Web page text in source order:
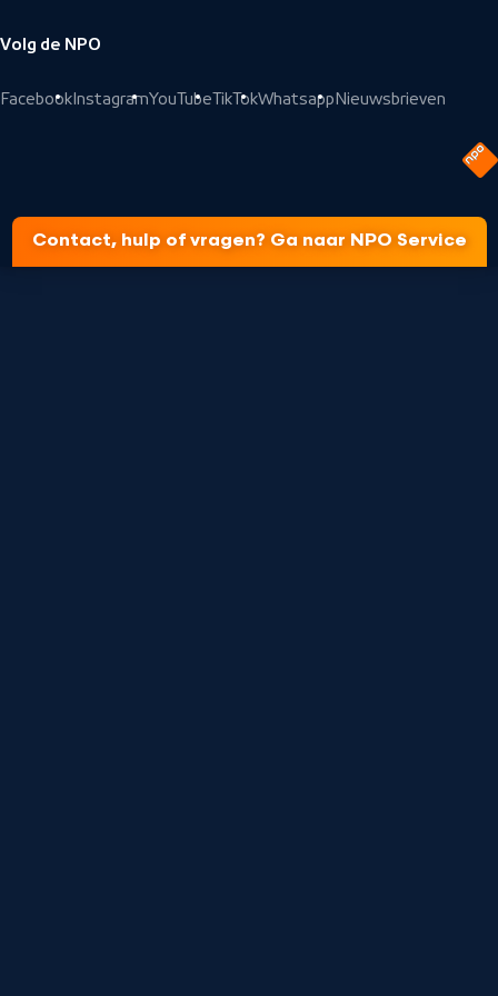
Volg de NPO
Facebook InstagramYouTubeTikTokWhatsapp Nieuwsbrieven
Contact, hulp of vragen? Ga naar NPO Service